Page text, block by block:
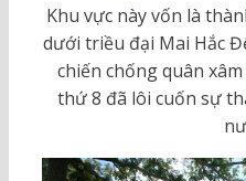
Khu vực này vốn là
dưới triều đại Mai Hắc
chiến chống quân
thứ 8 đã lôi cuốn sự